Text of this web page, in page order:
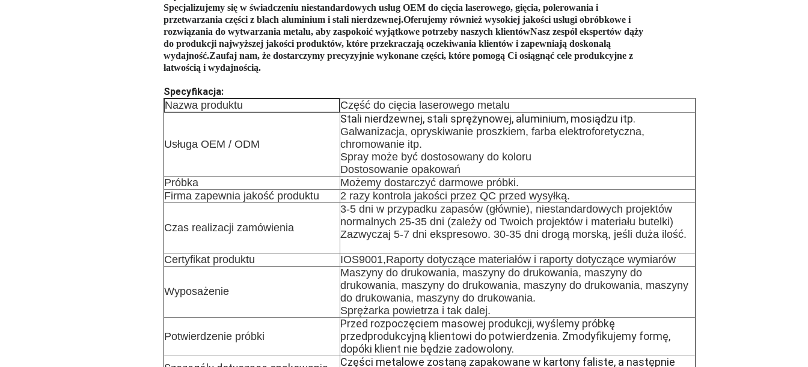
Specjalizujemy się w świadczeniu niestandardowych usług OEM do cięcia laserowego, gięcia, polerowania i
przetwarzania części z blach aluminium i stali nierdzewnej.Oferujemy również wysokiej jakości usługi obróbkowe i
rozwiązania do wytwarzania metalu, aby zaspokoić wyjątkowe potrzeby naszych klientówNasz zespół ekspertów dąży
do produkcji najwyższej jakości produktów, które przekraczają oczekiwania klientów i zapewniają doskonałą
wydajność.Zaufaj nam, że dostarczymy precyzyjnie wykonane części, które pomogą Ci osiągnąć cele produkcyjne z
łatwością i wydajnością.
Specyfikacja:
Nazwa produktu Część do cięcia laserowego metalu
Usługa OEM / ODM
Stali nierdzewnej, stali sprężynowej, aluminium, mosiądzu itp.
Galwanizacja, opryskiwanie proszkiem, farba elektroforetyczna,
chromowanie itp.
Spray może być dostosowany do koloru
Dostosowanie opakowań
Próbka
Możemy dostarczyć darmowe próbki.
Firma zapewnia jakość produktu
2 razy kontrola jakości przez QC przed wysyłką.
Czas realizacji zamówienia
3-5 dni w przypadku zapasów (głównie), niestandardowych projektów
normalnych 25-35 dni (zależy od Twoich projektów i materiału butelki)
Zazwyczaj 5-7 dni ekspresowo. 30-35 dni drogą morską, jeśli duża ilość.
Certyfikat produktu IOS9001,Raporty dotyczące materiałów i raporty dotyczące wymiarów
Wyposażenie
Maszyny do drukowania, maszyny do drukowania, maszyny do
drukowania, maszyny do drukowania, maszyny do drukowania, maszyny
do drukowania, maszyny do drukowania.
Sprężarka powietrza i tak dalej.
Potwierdzenie próbki
Przed rozpoczęciem masowej produkcji, wyślemy próbkę
przedprodukcyjną klientowi do potwierdzenia. Zmodyfikujemy formę,
dopóki klient nie będzie zadowolony.
Części metalowe zostaną zapakowane w kartony faliste, a następnie